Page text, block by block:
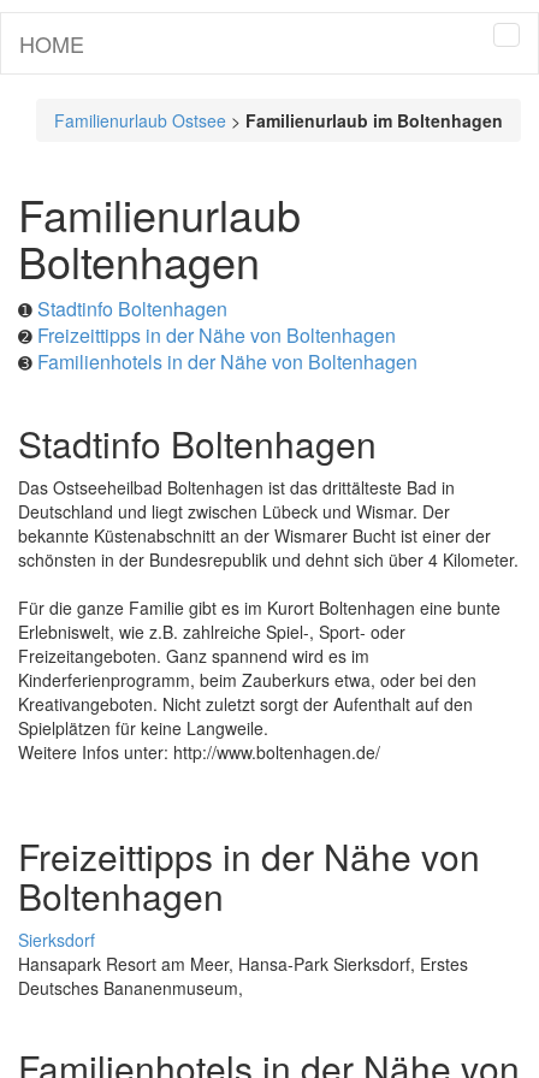
HOME
Familienurlaub Ostsee > Familienurlaub im Boltenhagen
Familienurlaub
Boltenhagen
➊ Stadtinfo Boltenhagen
➋ Freizeittipps in der Nähe von Boltenhagen
➌ Familienhotels in der Nähe von Boltenhagen
Stadtinfo Boltenhagen
Das Ostseeheilbad Boltenhagen ist das drittälteste Bad in
Deutschland und liegt zwischen Lübeck und Wismar. Der
bekannte Küstenabschnitt an der Wismarer Bucht ist einer der
schönsten in der Bundesrepublik und dehnt sich über 4 Kilometer.
Für die ganze Familie gibt es im Kurort Boltenhagen eine bunte
Erlebniswelt, wie z.B. zahlreiche Spiel-, Sport- oder
Freizeitangeboten. Ganz spannend wird es im
Kinderferienprogramm, beim Zauberkurs etwa, oder bei den
Kreativangeboten. Nicht zuletzt sorgt der Aufenthalt auf den
Spielplätzen für keine Langweile.
Weitere Infos unter: http://www.boltenhagen.de/
Freizeittipps in der Nähe von
Boltenhagen
Sierksdorf
Hansapark Resort am Meer, Hansa-Park Sierksdorf, Erstes
Deutsches Bananenmuseum,